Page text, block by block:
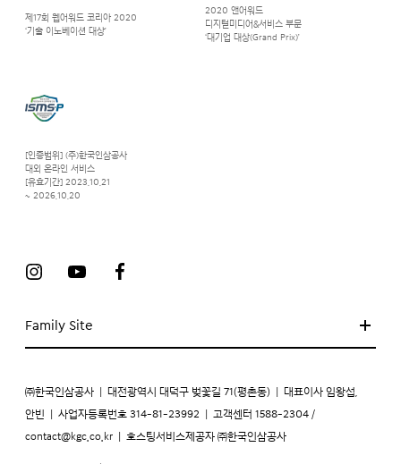
Family Site
제17회 웹어워드 코리아 2020
‘기술 이노베이션 대상’
2020 앤어워드
디지털미디어&서비스 부문
‘대기업 대상(Grand Prix)’
[인증범위] (주)한국인삼공사
대외 온라인 서비스
[유효기간] 2023.10.21
~ 2026.10.20
㈜한국인삼공사 대전광역시 대덕구 벚꽃길 71(평촌동) 대표이사 임왕섭,
안빈 사업자등록번호 314-81-23992 고객센터 1588-2304 /
contact@kgc.co.kr 호스팅서비스제공자 ㈜한국인삼공사